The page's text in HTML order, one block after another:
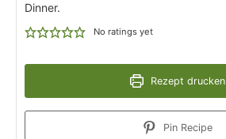
Dinner.
No ratings yet
Rezept drucken
Pin Recipe